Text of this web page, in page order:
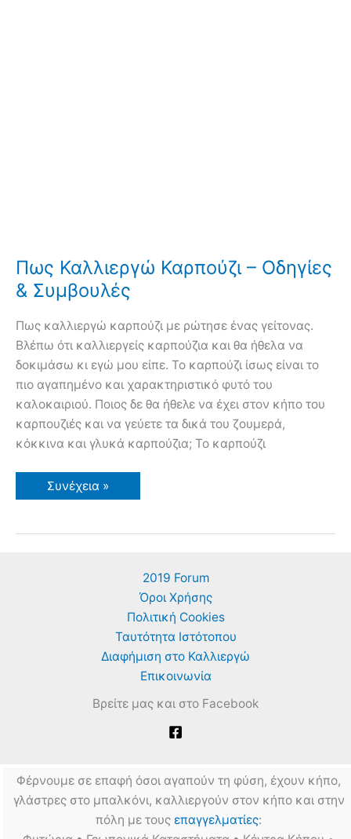
Πως Καλλιεργώ Καρπούζι – Οδηγίες
& Συμβουλές
Πως καλλιεργώ καρπούζι με ρώτησε ένας γείτονας.
Βλέπω ότι καλλιεργείς καρπούζια και θα ήθελα να
δοκιμάσω κι εγώ μου είπε. Το καρπούζι ίσως είναι το
πιο αγαπημένο και χαρακτηριστικό φυτό του
καλοκαιριού. Ποιος δε θα ήθελε να έχει στον κήπο του
καρπουζιές και να γεύετε τα δικά του ζουμερά,
κόκκινα και γλυκά καρπούζια; Το καρπούζι
Πως
Καλλιεργώ
Οδηγίες
Συνέχεια »
2019 Forum
Όροι Χρήσης
Πολιτική Cookies
Ταυτότητα Ιστότοπου
Διαφήμιση στο Καλλιεργώ
Επικοινωνία
Βρείτε μας και στο Facebook
Φέρνουμε σε επαφή όσοι αγαπούν τη φύση, έχουν κήπο,
γλάστρες στο μπαλκόνι, καλλιεργούν στον κήπο και στην
πόλη με τους επαγγελματίες: